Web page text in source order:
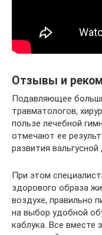
Отзывы и
Подавляющее
травматологов,
пользе лечебной
отмечают ее
развития
При этом
здорового образа
воздухе, правильно
на выбор удобной
каблука. Все вместе